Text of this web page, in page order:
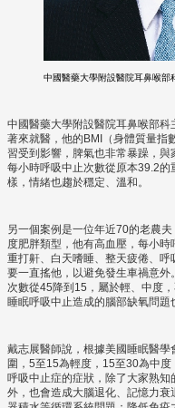
中國醫藥大學附設醫院耳鼻喉部
中國醫藥大學附設醫院耳鼻喉部
著來就醫，他的BMI（身體質量指
習受到影響，脾氣也非常暴躁，與
每小時呼吸中止次數從原本39.2
樣，情緒也趨於穩定、溫和。
另一個案例是一位年近70的老農
度肥胖類型，他有高血壓，每小
重打鼾、白天嗜睡、整天疲倦、
要一直搖他，以避免發生車禍意
次數從45降到15，屬於輕、中度
睡眠呼吸中止造成的腦部缺氧問題
戴志展醫師說，根據美國睡眠醫
圍，5至15為輕度，15至30為中
呼吸中止症的症狀，除了大家熟
外，也會造成大腦退化、記憶力